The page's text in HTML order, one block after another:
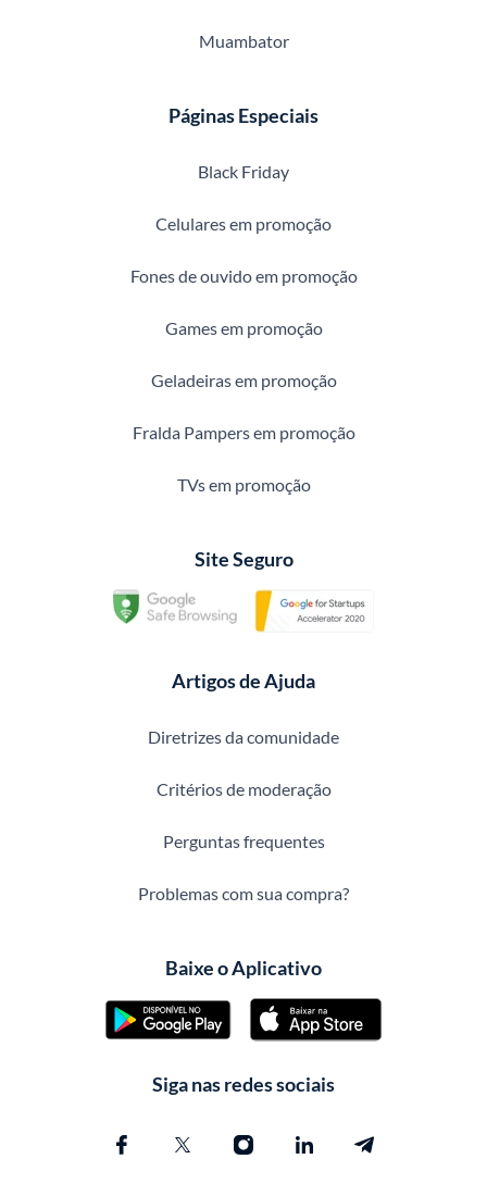
Muambator
Páginas Especiais
Black Friday
Celulares em promoção
Fones de ouvido em promoção
Games em promoção
Geladeiras em promoção
Fralda Pampers em promoção
TVs em promoção
Site Seguro
Artigos de Ajuda
Diretrizes da comunidade
Critérios de moderação
Perguntas frequentes
Problemas com sua compra?
Baixe o Aplicativo
Siga nas redes sociais